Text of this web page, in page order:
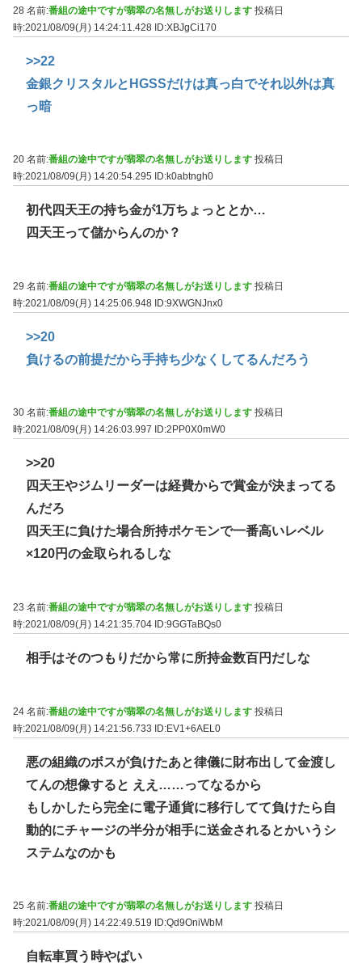
28 名前:番組の途中ですが翡翠の名無しがお送りします 投稿日
時:2021/08/09(月) 14:24:11.428 ID:XBJgCi170
>>22
金銀クリスタルとHGSSだけは真っ白でそれ以外は真
っ暗
20 名前:番組の途中ですが翡翠の名無しがお送りします 投稿日
時:2021/08/09(月) 14:20:54.295
ID:k0abtngh0
初代四天王の持ち金が1万ちょっととか…
四天王って儲からんのか？
29 名前:番組の途中ですが翡翠の名無しがお送りします 投稿日
時:2021/08/09(月) 14:25:06.948 ID:9XWGNJnx0
>>20
負けるの前提だから手持ち少なくしてるんだろう
30 名前:番組の途中ですが翡翠の名無しがお送りします 投稿日
時:2021/08/09(月) 14:26:03.997
ID:2PP0X0mW0
>>20
四天王やジムリーダーは経費からで賞金が決まってる
んだろ
四天王に負けた場合所持ポケモンで一番高いレベル
×120円の金取られるしな
23 名前:番組の途中ですが翡翠の名無しがお送りします 投稿日
時:2021/08/09(月) 14:21:35.704 ID:9GGTaBQs0
相手はそのつもりだから常に所持金数百円だしな
24 名前:番組の途中ですが翡翠の名無しがお送りします 投稿日
時:2021/08/09(月) 14:21:56.733 ID:EV1+6AEL0
悪の組織のボスが負けたあと律儀に財布出して金渡し
てんの想像すると ええ……ってなるから
もしかしたら完全に電子通貨に移行してて負けたら自
動的にチャージの半分が相手に送金されるとかいうシ
ステムなのかも
25 名前:番組の途中ですが翡翠の名無しがお送りします 投稿日
時:2021/08/09(月) 14:22:49.519
ID:Qd9OniWbM
自転車買う時やばい